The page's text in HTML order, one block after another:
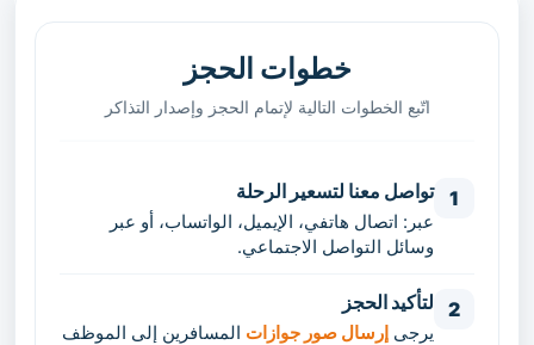
خطوات الحجز
اتّبع الخطوات التالية لإتمام الحجز وإصدار التذاكر
1 تواصل معنا لتسعير الرحلة
عبر: اتصال هاتفي، الإيميل، الواتساب، أو عبر
وسائل التواصل الاجتماعي.
2 لتأكيد الحجز
يرجى إرسال صور جوازات المسافرين إلى الموظف